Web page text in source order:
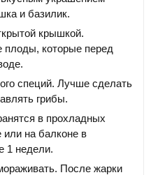
и базилик.
крышкой.
плоды, которые перед
специй. Лучше сделать
грибы.
в прохладных
или на балконе в
1 недели.
После жарки